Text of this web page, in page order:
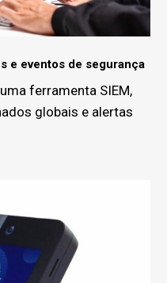
e eventos de segurança
ferramenta SIEM,
globais e alertas